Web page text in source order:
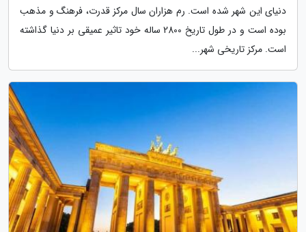
دنیای این شهر شده است. رم هزاران سال مرکز قدرت، فرهنگ و مذهب
بوده است و در طول تاریخ 2800 ساله خود تاثیر عمیقی بر دنیا گذاشته
است. مرکز تاریخی شهر...